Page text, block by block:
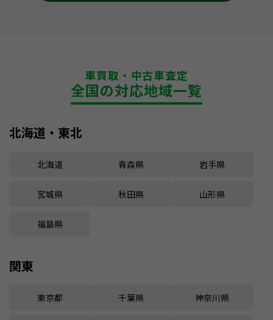
車買取・中古車査定
全国の対応地域一覧
北海道・東北
北海道 青森県 岩手県
宮城県 秋田県 山形県
福島県
関東
東京都 千葉県 神奈川県